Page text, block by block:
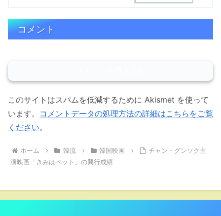
コメント
このサイトはスパムを低減するために Akismet を使って
います。 コメントデータの処理方法の詳細はこちらをご覧
ください。
ホーム 韓流 韓国映画
チャン・グンソク主
演映画「きみはペット」の興行成績